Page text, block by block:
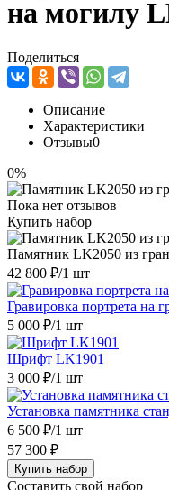
на могилу
Поделиться
Описание
Характеристики
Отзывы0
0%
Пока нет отзывов
Купить набор
Памятник LK2050 из
42 800 ₽/1 шт
Гравировка портрета на
5 000 ₽/1 шт
Шрифт LK1901
3 000 ₽/1 шт
Установка памятника
6 500 ₽/1 шт
57 300 ₽
Купить набор
Составить свой набор